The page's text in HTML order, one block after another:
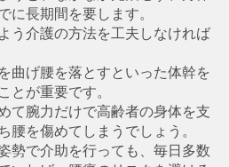
長期間を要します。
う介護の方法を工夫しなければ
曲げ腰を落とすといった体幹を
とが重要です。
て腕力だけで高齢者の身体を支
腰を傷めてしまうでしょう。
勢で介助を行っても、毎日多数